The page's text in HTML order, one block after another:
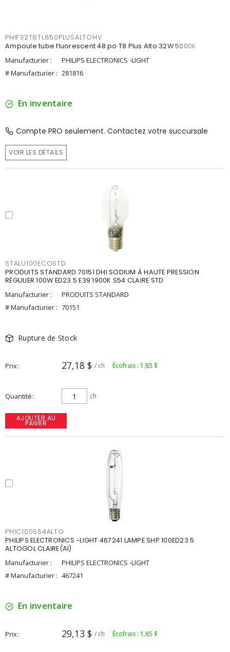
PHIF32T8TL850PLUSALTOHV
Ampoule tube fluorescent 48 po T8 Plus Alto 32W 5000K
Manufacturier :
PHILIPS ELECTRONICS -LIGHT
# Manufacturier : 281816
En inventaire
Compte PRO seulement. Contactez votre succursale
VOIR LES DÉTAILS
STALU100ECOSTD
PRODUITS STANDARD 70151 DHI SODIUM À HAUTE PRESSION
RÉGULIER 100W ED23.5 E39 1900K S54 CLAIRE STD
Manufacturier :
PRODUITS STANDARD
# Manufacturier : 70151
Rupture de Stock
Prix 27,18 $ / ch Écofrais : 1,85 $
Quantité ch
AJOUTER AU
PANIER
PHIC100S54ALTO
PHILIPS ELECTRONICS -LIGHT 467241 LAMPE SHP 100ED23.5
ALTOGOL CLAIRE(AI)
Manufacturier :
PHILIPS ELECTRONICS -LIGHT
# Manufacturier : 467241
En inventaire
Prix 29,13 $ / ch Écofrais : 1,85 $